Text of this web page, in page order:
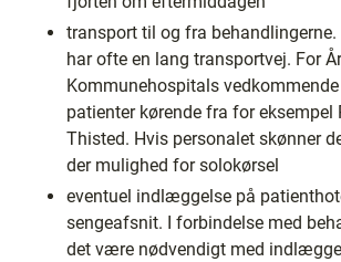
transport til og fra
har ofte en lang transportvej. For
Kommunehospitals
patienter kørende fra for eksempel
Thisted. Hvis personalet skønner
der mulighed for solokørsel
eventuel indlæggelse på
sengeafsnit. I forbindelse med
det være nødvendigt med